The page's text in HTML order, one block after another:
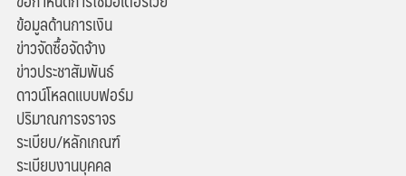
ข้อมูลด้านการเงิน
ข่าวจัดซื้อจัดจ้าง
ข่าวประชาสัมพันธ์
ดาวน์โหลดแบบฟอร์ม
ปริมาณการจราจร
ระเบียบ/หลักเกณฑ์
ระเบียบงานบุคคล